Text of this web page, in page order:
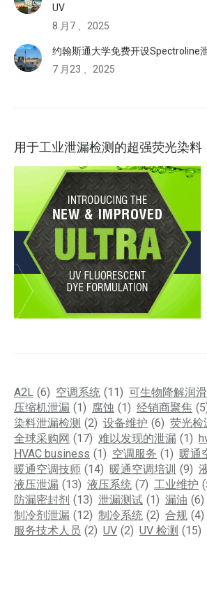
UV
8 月7 、2025
约翰斯通大学免费开设Spectroline
7 月23 、2025
用于工业泄漏检测的超强荧光染料
A2L (6) 空调系统 (11) 可生物降解润滑
压缩机泄漏 (1) 腐蚀 (1) 经销商聚焦
染料泄漏检测 (2) 设备维护 (6) 荧光检
全球采购网 (17) 难以发现的泄漏 (1)
HVAC business (1) 空调服务 (1) 暖通
暖通空调技师 (14) 暖通空调培训 (9)
液压泄漏 (13) 液压系统 (7) 工业维护
防漏密封剂 (13) 泄漏测试 (1) 漏油 (6)
制冷剂泄漏 (12) 制冷系统 (2) 合规 (4)
服务技术人员 (2) UV (2) UV 检测 (15)